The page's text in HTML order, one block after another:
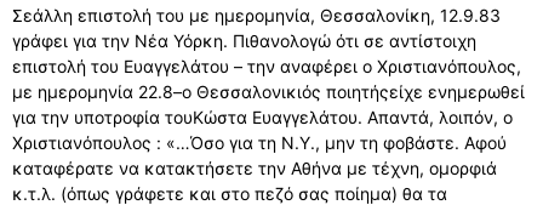
Σεάλλη επιστολή του με ημερομηνία, Θεσσαλονίκη, 12.9.83
γράφει για την Νέα Υόρκη. Πιθανολογώ ότι σε αντίστοιχη
επιστολή του Ευαγγελάτου – την αναφέρει ο Χριστιανόπουλος,
με ημερομηνία 22.8–ο Θεσσαλονικιός ποιητήςείχε ενημερωθεί
για την υποτροφία τουΚώστα Ευαγγελάτου. Απαντά, λοιπόν, ο
Χριστιανόπουλος : «…Όσο για τη Ν.Υ., μην τη φοβάστε. Αφού
καταφέρατε να κατακτήσετε την Αθήνα με τέχνη, ομορφιά
κ.τ.λ. (όπως γράφετε και στο πεζό σας ποίημα) θα τα